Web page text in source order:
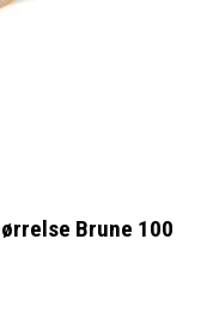
Brune 100